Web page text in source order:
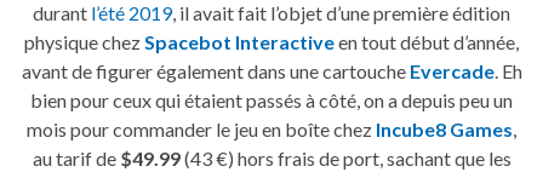
durant l’été 2019, il avait fait l’objet d’une première édition
physique chezSpacebot Interactiveen tout début d’année,
avant de figurer également dans une cartouche Evercade. Eh
bien pour ceux qui étaient passés à côté, on a depuis peu un
mois pour commander le jeu en boîte chez Incube8 Games,
au tarif de $49.99(43 €) hors frais de port, sachant que les